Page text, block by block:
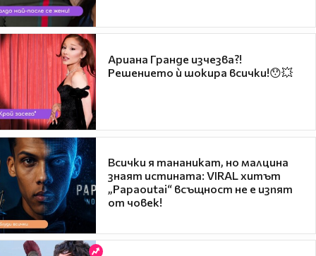
Ариана Гранде изчезва?!
Решението ѝ шокира всички!😯💥
Всички я тананикат, но малцина
знаят истината: VIRAL хитът
„Papaoutai“ всъщност не е изпят
от човек!